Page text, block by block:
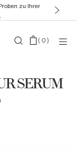
zu Ihrer
(0)
SERUM